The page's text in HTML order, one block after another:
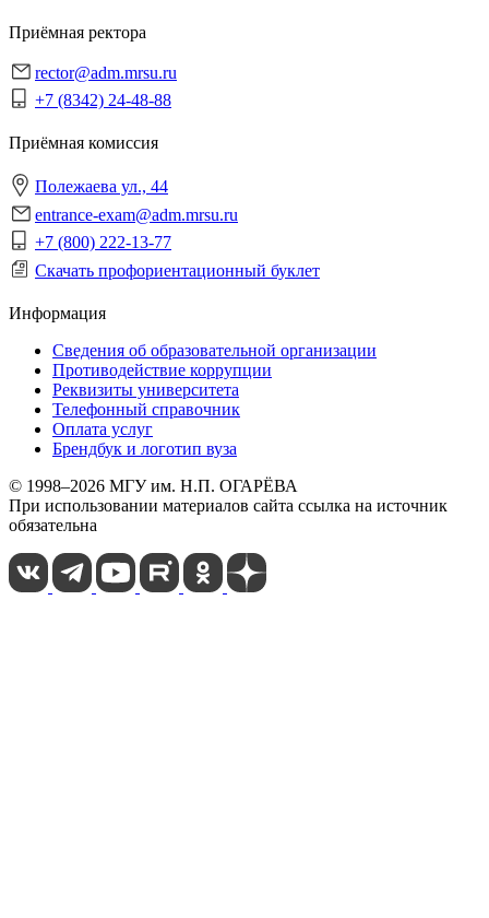
Приёмная ректора
rector@adm.mrsu.ru
+7 (8342) 24-48-88
Приёмная комиссия
Полежаева ул., 44
entrance-exam@adm.mrsu.ru
+7 (800) 222-13-77
Скачать профориентационный буклет
Информация
Сведения об образовательной организации
Противодействие коррупции
Реквизиты университета
Телефонный справочник
Оплата услуг
Брендбук и логотип вуза
© 1998–2026 МГУ им. Н.П. ОГАРЁВА
При использовании материалов сайта ссылка на источник
обязательна